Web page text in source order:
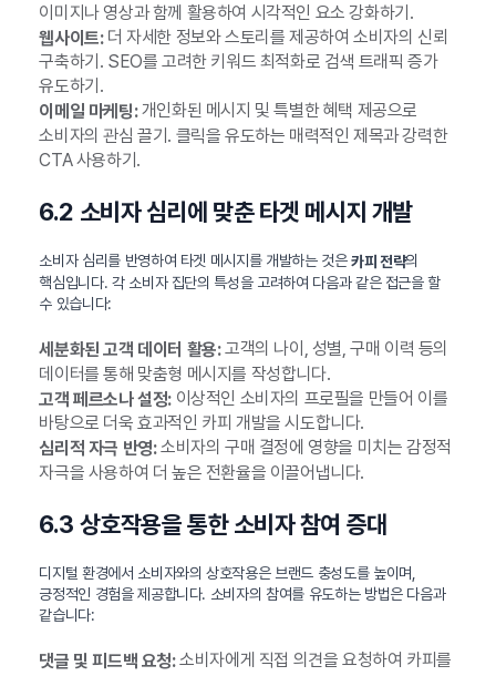
이미지나 영상과 함께 활용하여 시각적인 요소 강화하기.
웹사이트:더 자세한 정보와 스토리를 제공하여 소비자의 신뢰
구축하기. SEO를 고려한 키워드 최적화로 검색 트래픽 증가
유도하기.
이메일 마케팅:개인화된 메시지 및 특별한 혜택 제공으로
소비자의 관심 끌기. 클릭을 유도하는 매력적인 제목과 강력한
CTA 사용하기.
6.2 소비자 심리에 맞춘 타겟 메시지 개발
소비자 심리를 반영하여 타겟 메시지를 개발하는 것은카피 전략의
핵심입니다. 각 소비자 집단의 특성을 고려하여 다음과 같은 접근을 할
수 있습니다:
세분화된 고객 데이터 활용:고객의 나이, 성별, 구매 이력 등의
데이터를 통해 맞춤형 메시지를 작성합니다.
고객 페르소나 설정:이상적인 소비자의 프로필을 만들어 이를
바탕으로 더욱 효과적인 카피 개발을 시도합니다.
심리적 자극 반영:소비자의 구매 결정에 영향을 미치는 감정적
자극을 사용하여 더 높은 전환율을 이끌어냅니다.
6.3 상호작용을 통한 소비자 참여 증대
디지털 환경에서 소비자와의 상호작용은 브랜드 충성도를 높이며,
긍정적인 경험을 제공합니다. 소비자의 참여를 유도하는 방법은 다음과
같습니다:
댓글 및 피드백 요청:소비자에게 직접 의견을 요청하여 카피를